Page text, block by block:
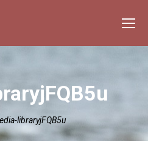
libraryjFQB5u